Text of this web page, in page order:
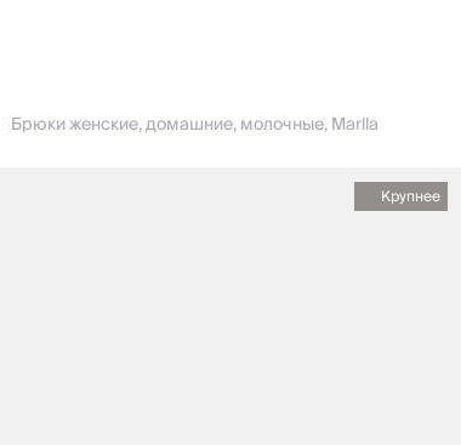
Брюки женские, домашние, молочные, Marlla
Крупнее